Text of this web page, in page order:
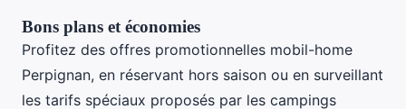
Bons plans et économies
Profitez des offres promotionnelles mobil-home
Perpignan, en réservant hors saison ou en surveillant
les tarifs spéciaux proposés par les campings